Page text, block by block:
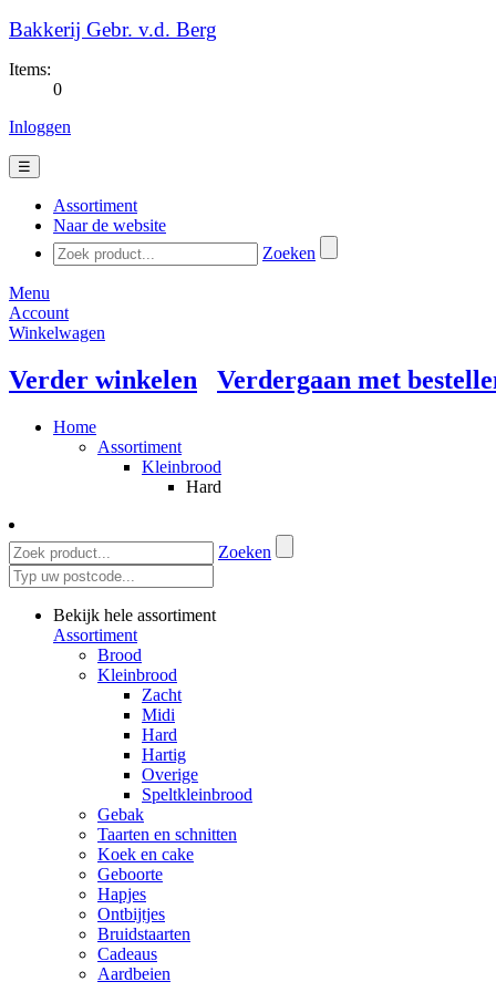
Bakkerij Gebr. v.d. Berg
Items:
0
Inloggen
☰
Assortiment
Naar de website
Zoeken
Menu
Account
Winkelwagen
Verder winkelen Verdergaan met
Home
Assortiment
Kleinbrood
Hard
Zoeken
Bekijk hele assortiment
Assortiment
Brood
Kleinbrood
Zacht
Midi
Hard
Hartig
Overige
Speltkleinbrood
Gebak
Taarten en schnitten
Koek en cake
Geboorte
Hapjes
Ontbijtjes
Bruidstaarten
Cadeaus
Aardbeien